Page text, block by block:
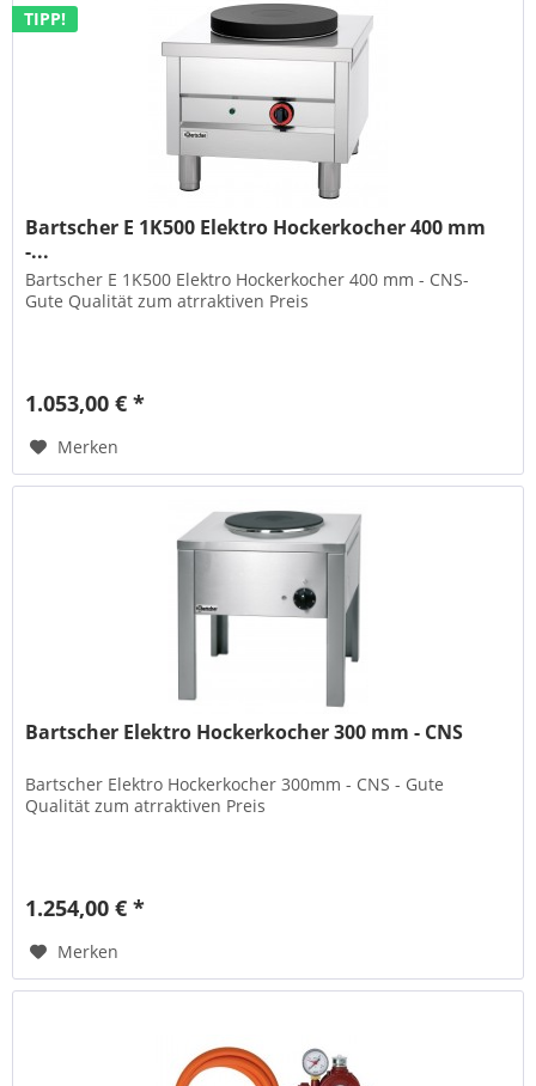
TIPP!
Bartscher E 1K500 Elektro Hockerkocher 400 mm
-...
Bartscher E 1K500 Elektro Hockerkocher 400 mm - CNS-
Gute Qualität zum atrraktiven Preis
1.053,00 € *
Merken
Bartscher Elektro Hockerkocher 300 mm - CNS
Bartscher Elektro Hockerkocher 300mm - CNS - Gute
Qualität zum atrraktiven Preis
1.254,00 € *
Merken